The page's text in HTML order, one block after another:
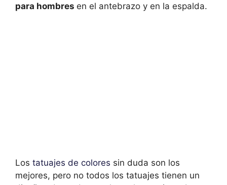
para hombres en el antebrazo y en la espalda.
Los tatuajes de colores sin duda son los
mejores, pero no todos los tatuajes tienen un